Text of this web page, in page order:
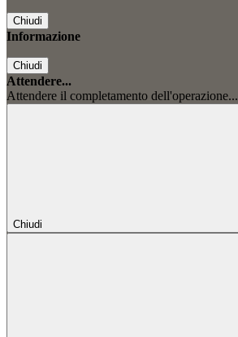
Chiudi
Informazione
Chiudi
Attendere...
Attendere il completamento dell'operazione...
Chiudi